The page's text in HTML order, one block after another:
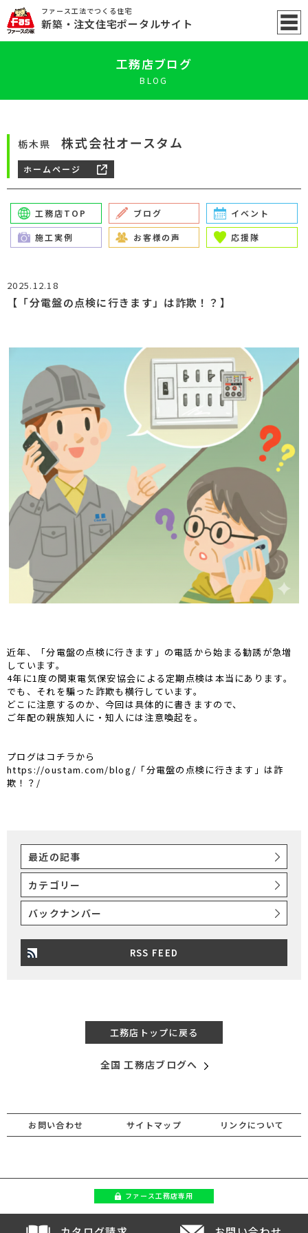
ファース工法でつくる住宅
新築 ・注文住宅ポータルサイト
工務店ブログ
BLOG
栃木県 株式会社オースタム
ホームページ
工務店TOP ブログ イベント
施工実例 お客様の声 応援隊
2025.12.18
【「分電盤の点検に行きます」は詐欺！？】
近年、「分電盤の点検に行きます」の電話から始まる勧誘が急増
しています。
4年に1度の関東電気保安協会による定期点検は本当にあります。
でも、それを騙った詐欺も横行しています。
どこに注意するのか、今回は具体的に書きますので、
ご年配の親族知人に・知人には注意喚起を。
プログはコチラから
https://oustam.com/blog/「分電盤の点検に行きます」は詐
欺！？/
最近の記事
カテゴリー
バックナンバー
RSS FEED
工務店トップに戻る
全国 工務店ブログへ
お問い合わせ サイトマップ リンクについて
ファース工務店専用